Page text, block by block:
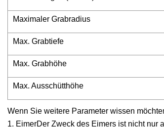
Maximaler Grabradius
Max. Grabtiefe
Max. Grabhöhe
Max. Ausschütthöhe
Wenn Sie weitere Parameter wissen
1. EimerDer Zweck des Eimers ist nicht nur